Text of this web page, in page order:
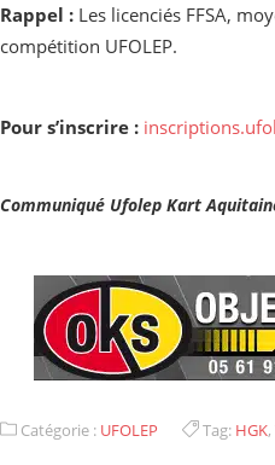
Rappel : Les licenciés FFSA,
compétition UFOLEP.
Pour s’inscrire :
Communiqué Ufolep Kart
Catégorie : UFOLEP Tag: HGK,